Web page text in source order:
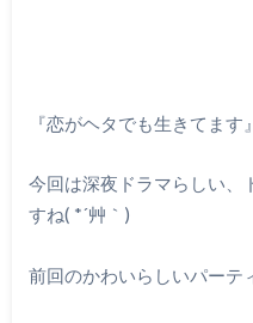
『恋がヘタでも生きてま
今回は深夜ドラマらしい、
すね( *´艸｀ )
前回のかわいらしいパーテ